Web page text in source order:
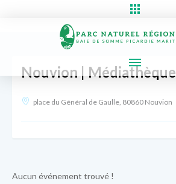
Nouvion | Médiathèque
place du Général de Gaulle, 80860 Nouvion
Aucun événement trouvé !